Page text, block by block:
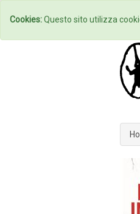
Cookies:Questo sito utilizza